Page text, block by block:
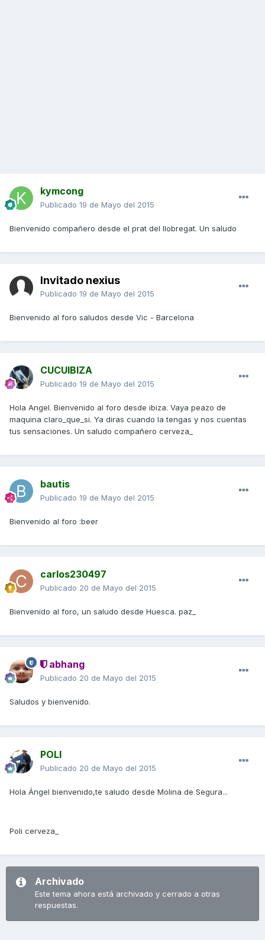
kymcong
Publicado 19 de Mayo del 2015
Bienvenido compañero desde el prat del llobregat. Un saludo
Invitado nexius
Publicado 19 de Mayo del 2015
Bienvenido al foro saludos desde Vic - Barcelona
CUCUIBIZA
Publicado 19 de Mayo del 2015
Hola Angel. Bienvenido al foro desde ibiza. Vaya peazo de
maquina claro_que_si. Ya diras cuando la tengas y nos cuentas
tus sensaciones. Un saludo compañero cerveza_
bautis
Publicado 19 de Mayo del 2015
Bienvenido al foro :beer
carlos230497
Publicado 20 de Mayo del 2015
Bienvenido al foro, un saludo desde Huesca. paz_
abhang
Publicado 20 de Mayo del 2015
Saludos y bienvenido.
POLI
Publicado 20 de Mayo del 2015
Hola Ángel bienvenido,te saludo desde Molina de Segura...
Poli cerveza_
Archivado
Este tema ahora está archivado y cerrado a otras
respuestas.